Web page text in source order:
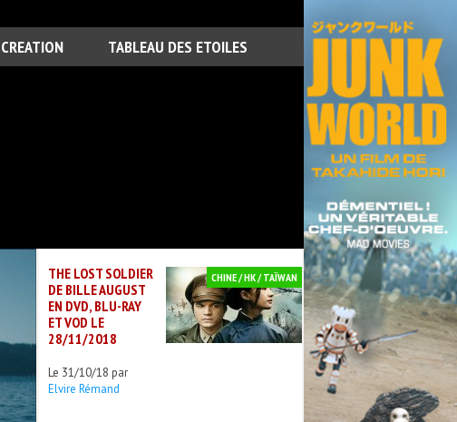
CREATION TABLEAU DES ETOILES
THE LOST SOLDIER
DE BILLE AUGUST
EN DVD, BLU-RAY
ET VOD LE
28/11/2018
Le 31/10/18 par
Elvire Rémand
CHINE / HK / TAÏWAN